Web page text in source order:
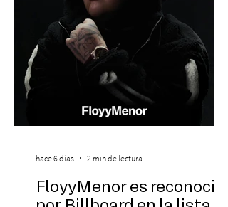
FloyyMenor es reconocido
hace 6 días 2 min de lectura